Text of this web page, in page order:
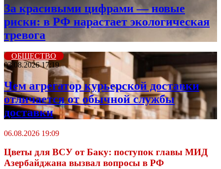
За красивыми цифрами — новые
риски: в РФ нарастает экологическая
тревога
ОБЩЕСТВО
03.08.2026 17:19
Чем агрегатор курьерской доставки
отличается от обычной службы
доставки
06.08.2026 19:09
Цветы для ВСУ от Баку: поступок главы МИД
Азербайджана вызвал вопросы в РФ